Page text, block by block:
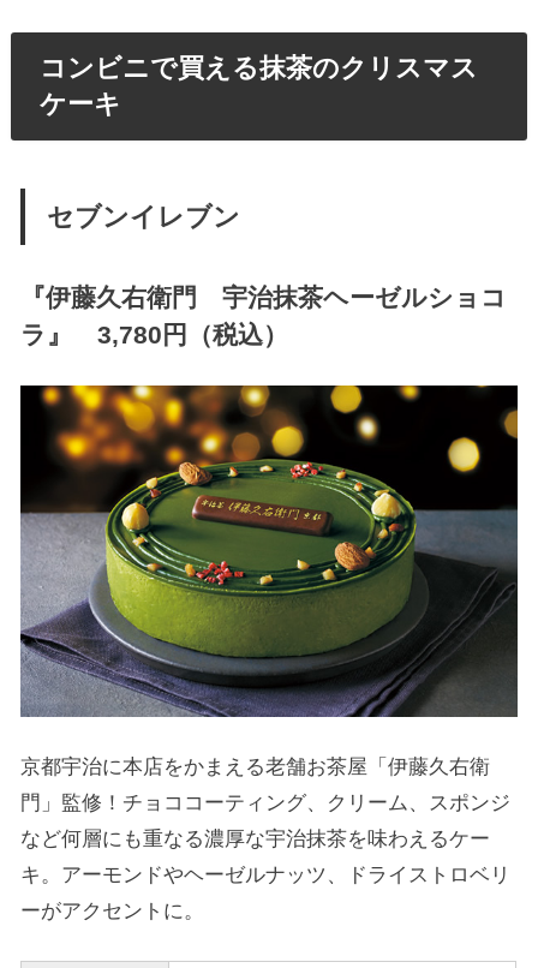
コンビニで買える抹茶のクリスマス
ケーキ
セブンイレブン
『伊藤久右衛門 宇治抹茶ヘーゼルショコ
ラ 』 3,780円（税込）
京都宇治に本店をかまえる老舗お茶屋「伊藤久右衛
門」監修！チョココーティング、クリーム、スポンジ
など何層にも重なる濃厚な宇治抹茶を味わえるケー
キ。アーモンドやヘーゼルナッツ、ドライストロベリ
ーがアクセントに。